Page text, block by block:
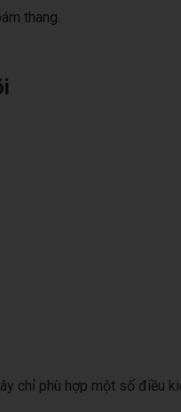
thang.
chỉ phù hợp một số điều